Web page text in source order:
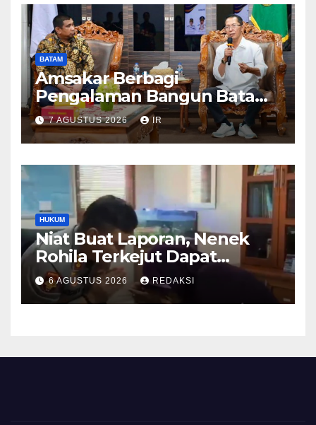
BATAM
Amsakar Berbagi
Pengalaman Bangun Batam,
DPRD Dumai Dalami
Pendidikan hingga Investasi
7 AGUSTUS 2026 IR
HUKUM
Niat Buat Laporan, Nenek
Rohila Terkejut Dapat
Bantuan dari Kabid Propam
Kombes Pol Eddwi
6 AGUSTUS 2026 REDAKSI